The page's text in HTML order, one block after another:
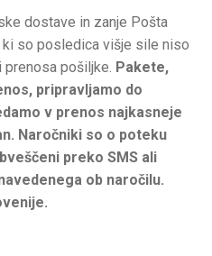
dostave in zanje Pošta
ki so posledica višje sile niso
pošiljke. Pakete,
pripravljamo do
v prenos najkasneje
Naročniki so o poteku
preko SMS ali
ob naročilu.